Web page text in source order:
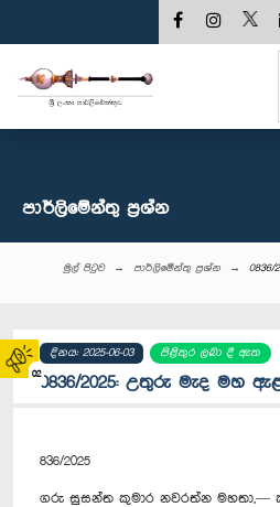
02
පාර්ලි‌මේන්තු‌ ප්‍රශ්න
මුල් පිටුව පාර්ලි‌මේන්තු‌ ප්‍රශ්න
දිනය: 2025-06-03 පිළිතුර ලබා දී ඇත
0836/2025: උතුරු මැද මහ
836/2025
ගරු සුසන්ත කුමාර නවරත්න මහතා,—